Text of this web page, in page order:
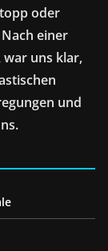
oder
einer
war uns klar,
und